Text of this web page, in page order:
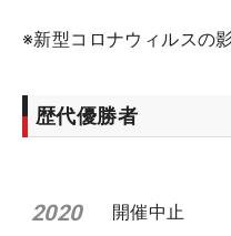
※新型コロナウィルスの
歴代優勝者
2020 開催中止